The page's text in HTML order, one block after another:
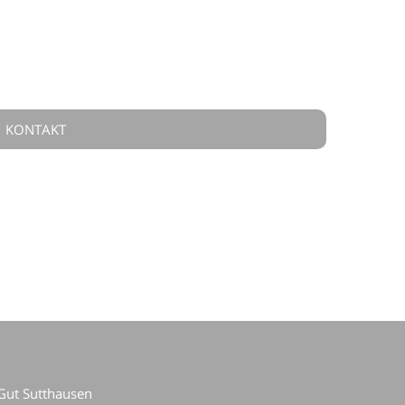
KONTAKT
Sutthausen